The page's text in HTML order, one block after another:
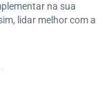
na sua
lidar melhor com a